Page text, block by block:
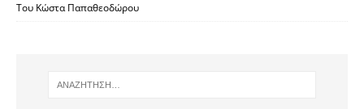
Του Κώστα Παπαθεοδώρου